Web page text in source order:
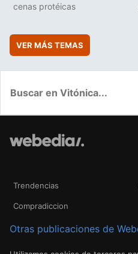
cenas protéicas
VER MÁS TEMAS
Trendencias
Compradiccion
Otras publicaciones de